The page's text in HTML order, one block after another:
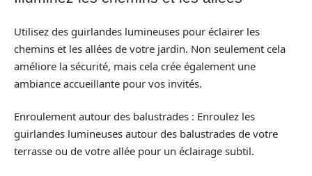
Utilisez des guirlandes lumineuses pour éclairer les
chemins et les allées de votre jardin. Non seulement cela
améliore la sécurité, mais cela crée également une
ambiance accueillante pour vos invités.
Enroulement autour des balustrades : Enroulez les
guirlandes lumineuses autour des balustrades de votre
terrasse ou de votre allée pour un éclairage subtil.